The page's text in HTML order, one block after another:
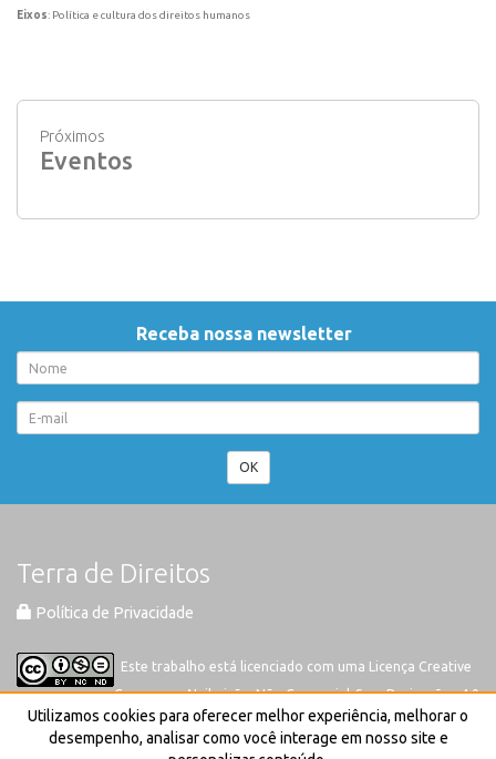
Eixos: Política e cultura dos direitos humanos
Próximos
Eventos
Receba nossa newsletter
OK
Terra de Direitos
Política de Privacidade
Este trabalho está licenciado com uma Licença Creative
Commons-Atribuição-Não Comercial-Sem Derivações 4.0
Internacional
Utilizamos cookies para oferecer melhor experiência, melhorar o
desempenho, analisar como você interage em nosso site e